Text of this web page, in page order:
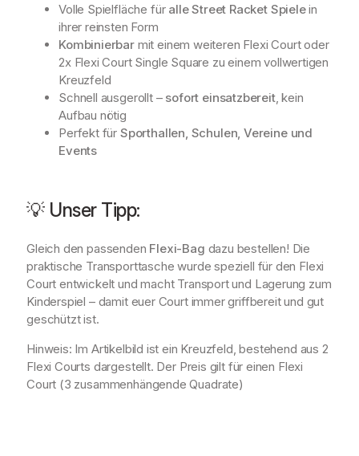
Volle Spielfläche für alle Street Racket Spielein
ihrer reinsten Form
Kombinierbarmit einem weiteren Flexi Court oder
2x Flexi Court Single Square zu einem vollwertigen
Kreuzfeld
Schnell ausgerollt – sofort einsatzbereit, kein
Aufbau nötig
Perfekt für Sporthallen, Schulen, Vereine und
Events
💡 Unser Tipp:
Gleich den passenden Flexi-Bag dazu bestellen! Die
praktische Transporttasche wurde speziell für den Flexi
Court entwickelt und macht Transport und Lagerung zum
Kinderspiel – damit euer Court immer griffbereit und gut
geschützt ist.
Hinweis: Im Artikelbild ist ein Kreuzfeld, bestehend aus 2
Flexi Courts dargestellt. Der Preis gilt für einen Flexi
Court (3 zusammenhängende Quadrate)